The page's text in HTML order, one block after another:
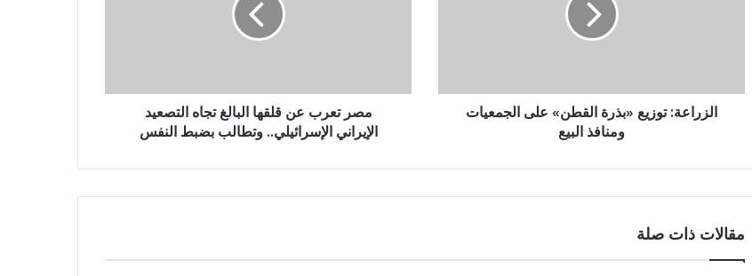
الزراعة: توزيع «بذرة القطن» على الجمعيات
ومنافذ البيع
مصر تعرب عن قلقها البالغ تجاه التصعيد
الإيراني الإسرائيلي.. وتطالب بضبط النفس
مقالات ذات صلة